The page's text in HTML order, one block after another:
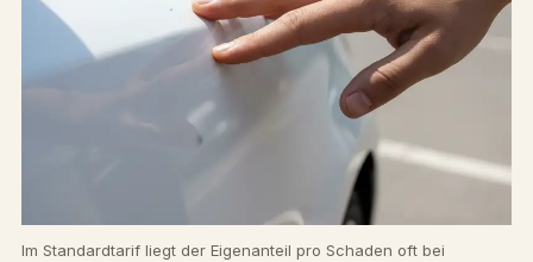
Im Standardtarif liegt der Eigenanteil pro Schaden oft bei